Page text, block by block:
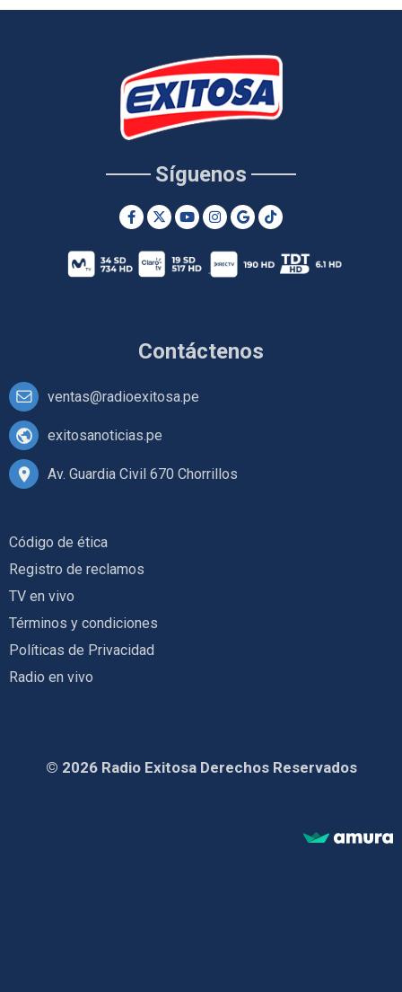
Contáctenos
ventas@radioexitosa.pe
exitosanoticias.pe
Av. Guardia Civil 670 Chorrillos
Síguenos
Código de ética
Registro de reclamos
TV en vivo
Términos y condiciones
Políticas de Privacidad
Radio en vivo
© 2026 Radio Exitosa Derechos Reservados